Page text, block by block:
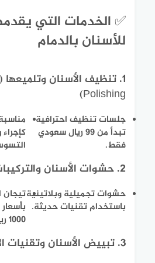
✅ الخدمات التي
للأسنان بالدمام
Polishing)
جلسات تنظيف احترافية
تبدأ من 99 ريال سعودي
فقط.
2. حشوات الأسنان والتركيبات
حشوات تجميلية وبلاتينية
باستخدام تقنيات حديثة.
تيجان
1000 ريال.
3. تبييض الأسنان وتقنيات الابتسامة